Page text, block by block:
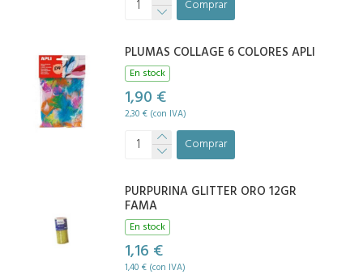
Comprar
PLUMAS COLLAGE 6 COLORES APLI
En stock
1,90 €
2,30 € (con IVA)
Comprar
PURPURINA GLITTER ORO 12GR
FAMA
En stock
1,16 €
1,40 € (con IVA)